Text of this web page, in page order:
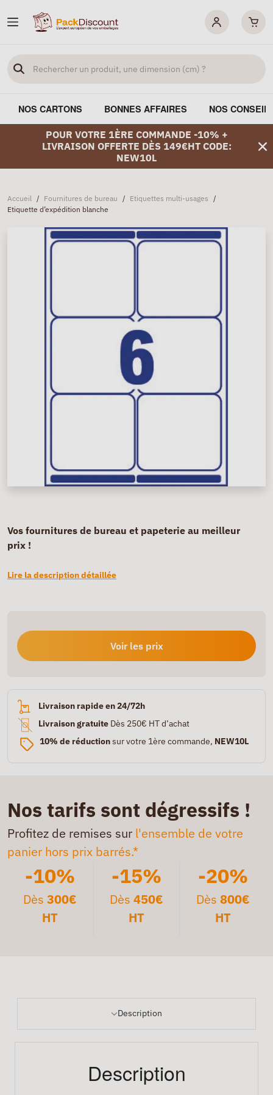
NOS CARTONS BONNES AFFAIRES NOS
POUR VOTRE 1ÈRE COMMANDE -10% +
LIVRAISON OFFERTE DÈS 149€HT CODE:
NEW10L
Accueil / Fournitures de bureau / Etiquettes multi-usages /
Etiquette d’expédition blanche
Vos fournitures de bureau et papeterie au meilleur
prix !
Lire la description détaillée
Voir les prix
Livraison rapide en 24/72h
Livraison gratuite Dès 250€ HT d’achat
10% de réductionsur votre 1ère commande, NEW10L
Nos tarifs sont dégressifs !
Profitez de remises sur l'ensemble de votre
panier hors prix barrés.*
-10%
Dès300€
HT
-15%
Dès 450€
HT
-20%
Dès 800€
HT
Description
Description